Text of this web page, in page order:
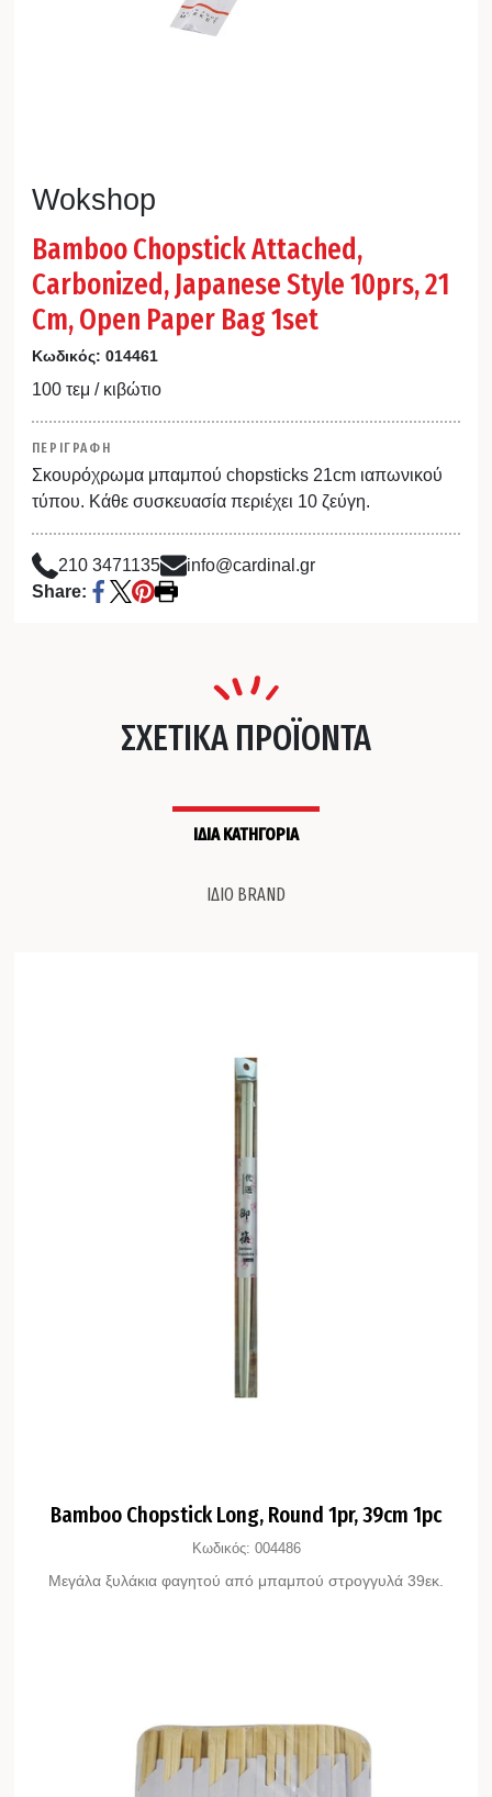
Wokshop
Bamboo Chopstick Attached,
Carbonized, Japanese Style 10prs, 21
Cm, Open Paper Bag 1set
Κωδικός: 014461
100 τεμ / κιβώτιο
ΠΕΡΙΓΡΑΦΗ
Σκουρόχρωμα μπαμπού chopsticks 21cm ιαπωνικού
τύπου. Κάθε συσκευασία περιέχει 10 ζεύγη.
210 3471135
info@cardinal.gr
Share:
ΣΧΕΤΙΚΑ ΠΡΟΪΟΝΤΑ
ΙΔΙΑ ΚΑΤΗΓΟΡΙΑ
ΙΔΙΟ BRAND
Bamboo Chopstick Long, Round 1pr, 39cm 1pc
Κωδικός: 004486
Μεγάλα ξυλάκια φαγητού από μπαμπού στρογγυλά 39εκ.